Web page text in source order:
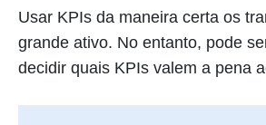
Usar KPIs da maneira certa os
grande ativo. No entanto, pode
decidir quais KPIs valem a pena